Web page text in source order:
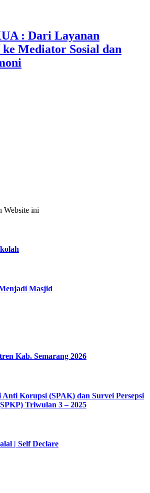
: Dari Layanan
Mediator Sosial dan
Website ini
Masjid
Kab. Semarang 2026
Anti Korupsi (SPAK) dan Survei Persepsi
Triwulan 3 – 2025
| Self Declare